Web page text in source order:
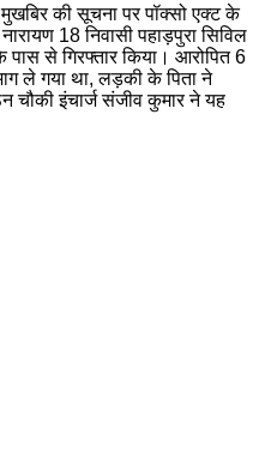
की सूचना पर पॉक्सो एक्ट के
18 निवासी पहाड़पुरा सिविल
से गिरफ्तार किया। आरोपित 6
ले गया था, लड़की के पिता ने
चौकी इंचार्ज संजीव कुमार ने यह